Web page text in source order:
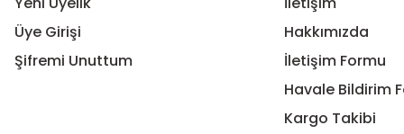
Üye Girişi
Şifremi Unuttum
Hakkımızda
İletişim Formu
Havale Bildirim
Kargo Takibi